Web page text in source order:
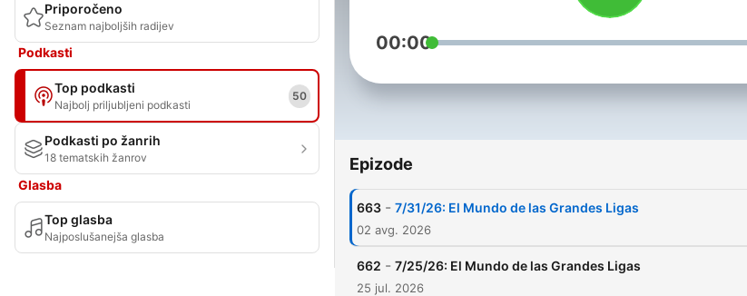
Priporočeno
Seznam najboljših radijev
Podkasti
Top podkasti
Najbolj priljubljeni podkasti
50
Podkasti po žanrih
18 tematskih žanrov
Glasba
Top glasba
Najposlušanejša glasba
00:00
Epizode
663 - 7/31/26: El Mundo de las Grandes Ligas
02 avg. 2026
662 - 7/25/26: El Mundo de las Grandes Ligas
25 jul. 2026